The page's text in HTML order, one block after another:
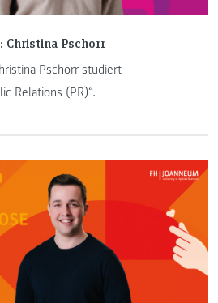
Christina Pschorr
Pschorr studiert
Relations (PR)“.